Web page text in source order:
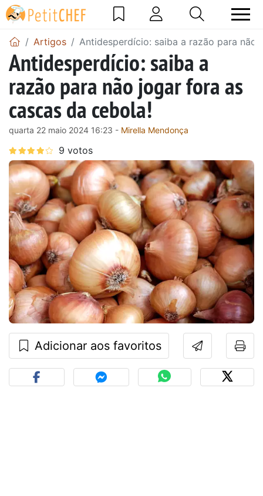
Artigos Antidesperdício: saiba a razão para não
Antidesperdício: saiba a
razão para não jogar fora as
cascas da cebola!
quarta 22 maio 2024 16:23 - Mirella Mendonça
Adicionar aos favoritos